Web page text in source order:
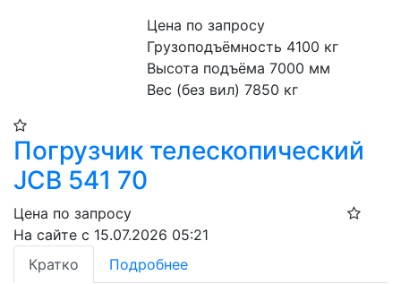
Цена по запросу
Грузоподъёмность 4100 кг
Высота подъёма 7000 мм
Вес (без вил) 7850 кг
Погрузчик телескопический
JCB 541 70
Цена по запросу
На сайте с 15.07.2026 05:21
Кратко
Подробнее